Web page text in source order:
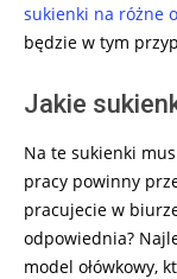
sukienki na różne
będzie w tym
Jakie
Na te sukienki
pracy powinny
pracujecie w
odpowiednia?
model ołówkowy,